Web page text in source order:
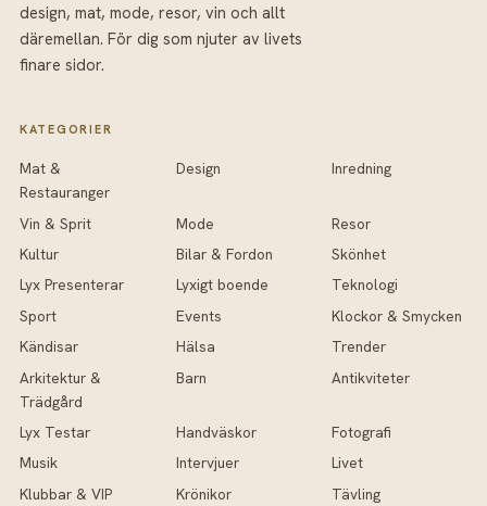
design, mat, mode, resor, vin och allt
däremellan. För dig som njuter av livets
finare sidor.
KATEGORIER
Mat &
Restauranger
Design Inredning
Vin & Sprit Mode
Resor
Kultur
Bilar & Fordon
Skönhet
Lyx Presenterar
Lyxigt boende
Teknologi
Sport
Events
Klockor & Smycken
Kändisar
Hälsa
Trender
Arkitektur &
Trädgård
Barn Antikviteter
Lyx Testar Handväskor
Fotografi
Musik
Intervjuer
Livet
Klubbar & VIP
Krönikor Tävling